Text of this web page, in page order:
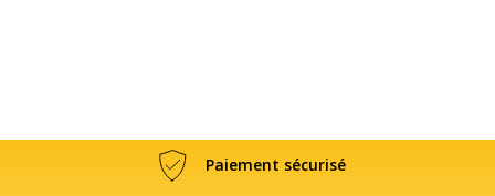
Paiement sécurisé